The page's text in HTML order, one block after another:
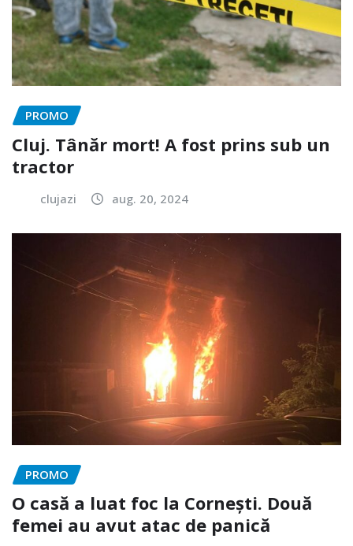
PROMO
Cluj. Tânăr mort! A fost prins sub un
tractor
clujazi aug. 20, 2024
PROMO
O casă a luat foc la Cornești. Două
femei au avut atac de panică